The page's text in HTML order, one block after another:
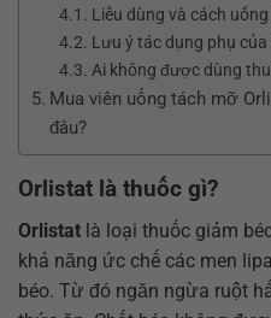
Liều dùng và cách
Lưu ý tác dụng phụ
Ai không được dùng
Mua viên uống tách mỡ
đâu?
Orlistat là thuốc gì?
Orlistat là loại thuốc giảm
khả năng ức chế các men
béo. Từ đó ngăn ngừa ruột